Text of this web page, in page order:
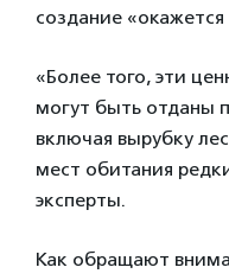
создание
«Более того, эти
могут быть отданы
включая вырубку
мест обитания
эксперты.
Как обращают